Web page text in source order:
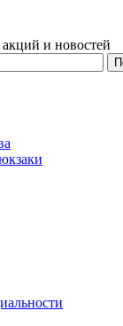
и новостей